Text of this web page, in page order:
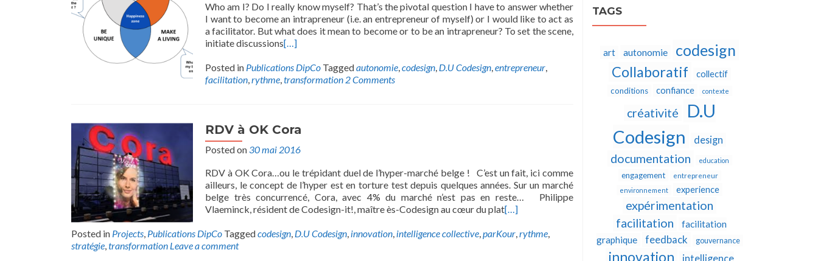
Who am I? Do I really know myself? That’s the pivotal question I have to answer whether
I want to become an intrapreneur (i.e. an entrepreneur of myself) or I would like to act as
a facilitator. But what does it mean to become or to be an intrapreneur? To set the scene,
initiate discussions[…]
Posted in Publications DipCo Taggedautonomie,codesign, D.U Codesign,entrepreneur,
facilitation,rythme,transformation 2 Comments
RDV à OK Cora
Posted on 30 mai 2016
RDV à OK Cora…ou le trépidant duel de l’hyper-marché belge ! C’est un fait, ici comme
ailleurs, le concept de l’hyper est en torture test depuis quelques années. Sur un marché
belge très concurrencé, Cora, avec 4% du marché n’est pas en reste… Philippe
Vlaeminck, résident de Codesign-it!, maître ès-Codesign au cœur du plat[…]
Posted in Projects, Publications DipCo Taggedcodesign, D.U Codesign, innovation, intelligence collective,parKour,rythme,
stratégie,transformation Leave a comment
TAGS
art autonomie codesign
Collaboratif collectif
conditions confiance contexte
créativité
D.U
Codesign
design
documentation education
engagement
entrepreneur
environnement
experience
expérimentation
facilitation
facilitation
graphique
feedback gouvernance
innovation
intelligence